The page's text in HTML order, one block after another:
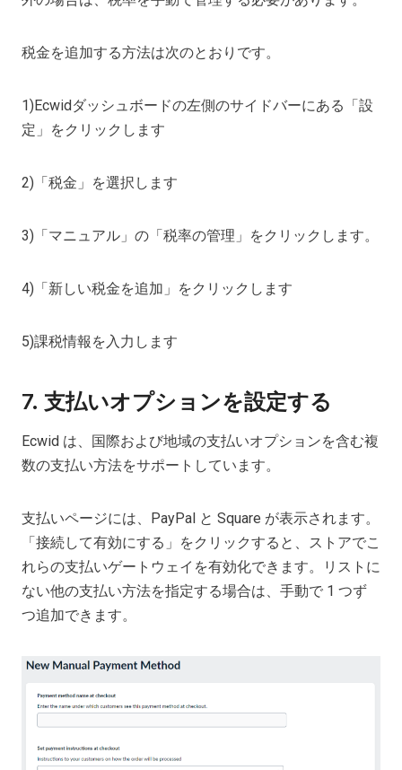
税金を追加する方法は次のとおりです。
1)Ecwidダッシュボードの左側のサイドバーにある「設
定」をクリックします
2)「税金」を選択します
3)「マニュアル」の「税率の管理」をクリックします。
4)「新しい税金を追加」をクリックします
5)課税情報を入力します
7. 支払いオプションを設定する
Ecwid は、国際および地域の支払いオプションを含む複
数の支払い方法をサポートしています。
支払いページには、PayPal と Square が表示されます。
「接続して有効にする」をクリックすると、ストアでこ
れらの支払いゲートウェイを有効化できます。リストに
ない他の支払い方法を指定する場合は、手動で 1 つず
つ追加できます。